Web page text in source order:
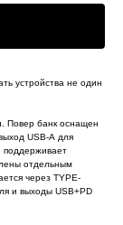
устройства не один
Повер банк оснащен
USB-А для
поддерживает
отдельным
через TYPE-
и выходы USB+PD